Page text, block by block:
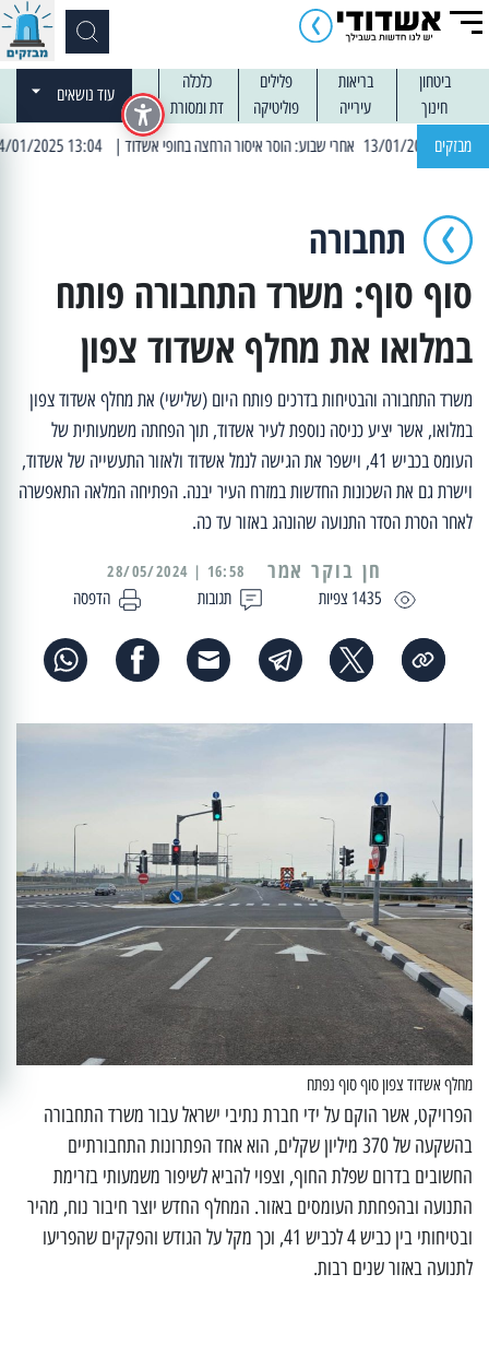
ביטחון בריאות פלילים
כלכלה
חינוך
עירייה פוליטיקה דת ומסורת
עוד נושאים
מבזקים | 13:04 14/01/2025 עובדים בלילות: עבודות קרצוף וריבוד אספלט
תחבורה
סוף סוף: משרד התחבורה פותח
במלואו את מחלף אשדוד צפון
משרד התחבורה והבטיחות בדרכים פותח היום (שלישי) את מחלף אשדוד צפון
במלואו, אשר יציע כניסה נוספת לעיר אשדוד, תוך הפחתה משמעותית של
העומס בכביש 41, וישפר את הגישה לנמל אשדוד ולאזור התעשייה של אשדוד,
וישרת גם את השכונות החדשות במזרח העיר יבנה. הפתיחה המלאה התאפשרה
לאחר הסרת הסדר התנועה שהונהג באזור עד כה.
1435 צפיות תגובות הדפסה
16:58 | 28/05/2024
מחלף אשדוד צפון סוף סוף נפתח
הפרויקט, אשר הוקם על ידי חברת נתיבי ישראל עבור משרד התחבורה
בהשקעה של 370 מיליון שקלים, הוא אחד הפתרונות התחבורתיים
החשובים בדרום שפלת החוף, וצפוי להביא לשיפור משמעותי בזרימת
התנועה ובהפחתת העומסים באזור. המחלף החדש יוצר חיבור נוח, מהיר
ובטיחותי בין כביש 4 לכביש 41, וכך מקל על הגודש והפקקים שהפריעו
לתנועה באזור שנים רבות.